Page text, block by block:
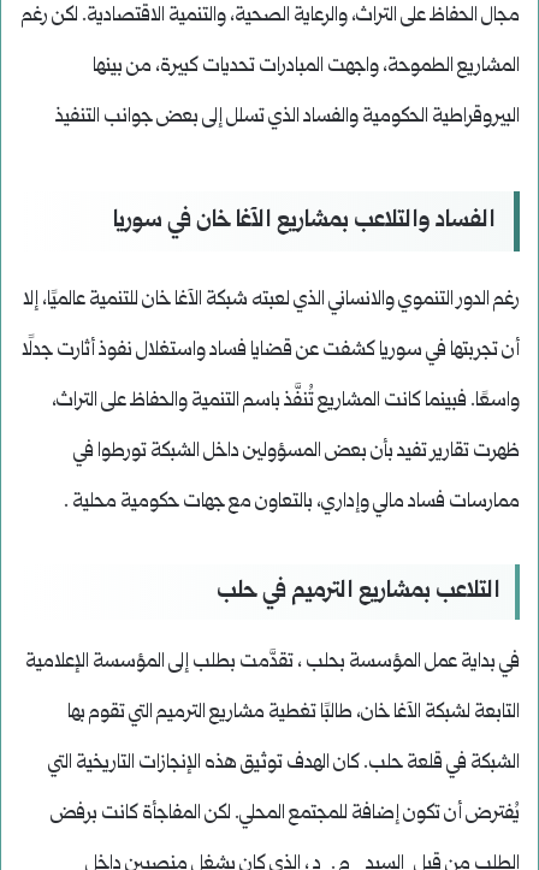
مجال الحفاظ على التراث، والرعاية الصحية، والتنمية الاقتصادية. لكن رغم
المشاريع الطموحة، واجهت المبادرات تحديات كبيرة، من بينها
البيروقراطية الحكومية والفساد الذي تسلل إلى بعض جوانب التنفيذ
الفساد والتلاعب بمشاريع الآغا خان في سوريا
رغم الدور التنموي والانساني الذي لعبته شبكة الآغا خان للتنمية عالميًا، إلا
أن تجربتها في سوريا كشفت عن قضايا فساد واستغلال نفوذ أثارت جدلًا
واسعًا. فبينما كانت المشاريع تُنفَّذ باسم التنمية والحفاظ على التراث،
ظهرت تقارير تفيد بأن بعض المسؤولين داخل الشبكة تورطوا في
ممارسات فساد مالي وإداري، بالتعاون مع جهات حكومية محلية .
التلاعب بمشاريع الترميم في حلب
في بداية عمل المؤسسة بحلب ، تقدَّمت بطلب إلى المؤسسة الإعلامية
التابعة لشبكة الآغا خان، طالبًا تغطية مشاريع الترميم التي تقوم بها
الشبكة في قلعة حلب. كان الهدف توثيق هذه الإنجازات التاريخية التي
يُفترض أن تكون إضافة للمجتمع المحلي. لكن المفاجأة كانت برفض
الطلب من قبل السيد م . د ، الذي كان يشغل منصبين داخل